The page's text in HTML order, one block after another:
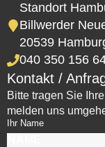
Standort
Billwerder
20539
040 350 156
Kontakt /
Bitte tragen Sie
melden uns
Ihr Name